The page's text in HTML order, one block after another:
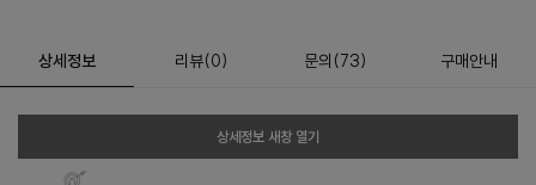
상세정보 리뷰(0) 문의 (73) 구매안내
상세정보 새창 열기